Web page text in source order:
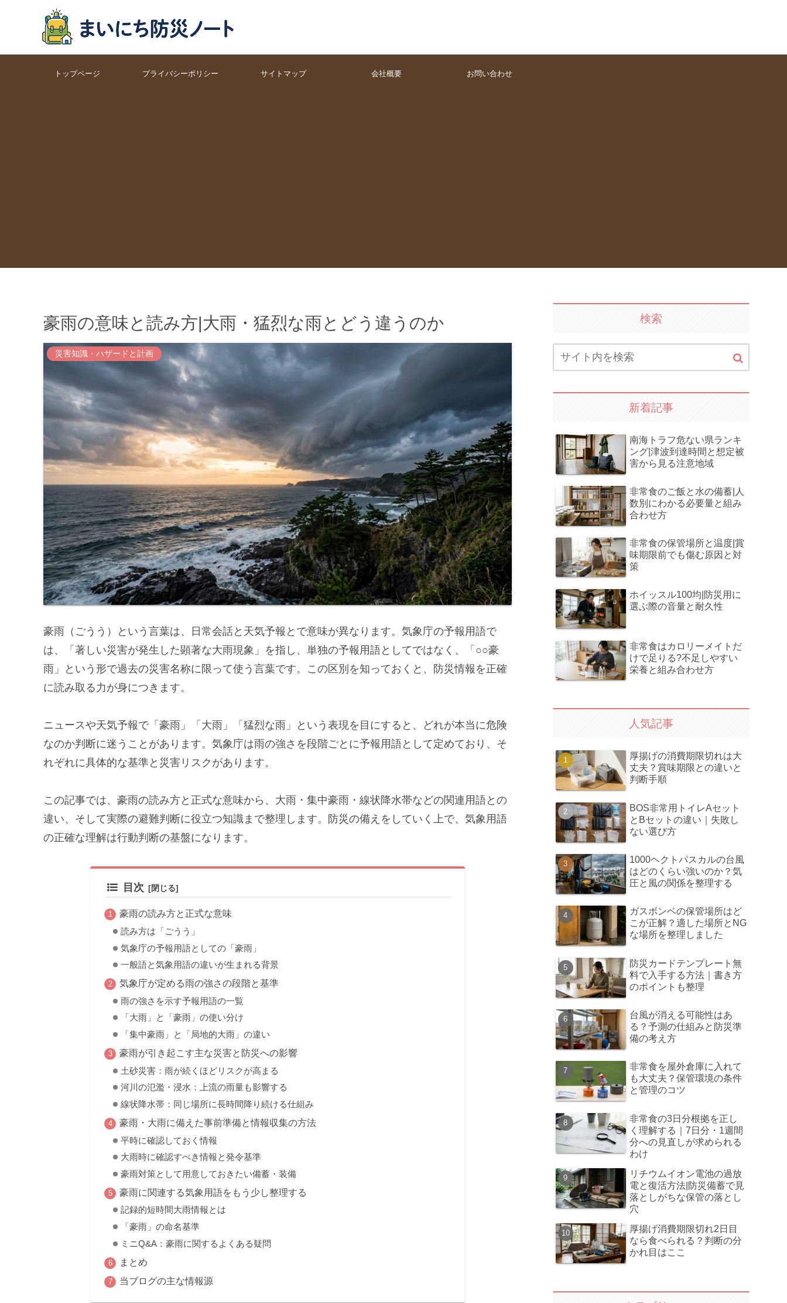
トップページ プライバシーポリシー サイトマップ 会社概要 お問い合わせ
豪雨の意味と読み方|大雨・猛烈な雨とどう違うのか
災害知識・ハザードと計画
豪雨（ごうう）という言葉は、日常会話と天気予報とで意味が異なります。気象庁の予報用語で
は、「著しい災害が発生した顕著な大雨現象」を指し、単独の予報用語としてではなく、「○○豪
雨」という形で過去の災害名称に限って使う言葉です。この区別を知っておくと、防災情報を正確
に読み取る力が身につきます。
ニュースや天気予報で「豪雨」「大雨」「猛烈な雨」という表現を目にすると、どれが本当に危険
なのか判断に迷うことがあります。気象庁は雨の強さを段階ごとに予報用語として定めており、そ
れぞれに具体的な基準と災害リスクがあります。
この記事では、豪雨の読み方と正式な意味から、大雨・集中豪雨・線状降水帯などの関連用語との
違い、そして実際の避難判断に役立つ知識まで整理します。防災の備えをしていく上で、気象用語
の正確な理解は行動判断の基盤になります。
目次
豪雨の読み方と正式な意味
読み方は「ごうう」
気象庁の予報用語としての「豪雨」
一般語と気象用語の違いが生まれる背景
気象庁が定める雨の強さの段階と基準
雨の強さを示す予報用語の一覧
「大雨」と「豪雨」の使い分け
「集中豪雨」と「局地的大雨」の違い
豪雨が引き起こす主な災害と防災への影響
土砂災害：雨が続くほどリスクが高まる
河川の氾濫・浸水：上流の雨量も影響する
線状降水帯：同じ場所に長時間降り続ける仕組み
豪雨・大雨に備えた事前準備と情報収集の方法
平時に確認しておく情報
大雨時に確認すべき情報と発令基準
豪雨対策として用意しておきたい備蓄・装備
豪雨に関連する気象用語をもう少し整理する
記録的短時間大雨情報とは
「豪雨」の命名基準
ミニQ&A：豪雨に関するよくある疑問
まとめ
当ブログの主な情報源
検索
新着記事
南海トラフ危ない県ランキ
ング|津波到達時間と想定被
害から見る注意地域
非常食のご飯と水の備蓄|人
数別にわかる必要量と組み
合わせ方
非常食の保管場所と温度|賞
味期限前でも傷む原因と対
策
ホイッスル100均|防災用に
選ぶ際の音量と耐久性
非常食はカロリーメイトだ
けで足りる?不足しやすい
栄養と組み合わせ方
人気記事
厚揚げの消費期限切れは大
丈夫？賞味期限との違いと
判断手順
BOS非常用トイレAセット
とBセットの違い｜失敗し
ない選び方
1000ヘクトパスカルの台風
はどのくらい強いのか？気
圧と風の関係を整理する
ガスボンベの保管場所はど
こが正解？適した場所とNG
な場所を整理しました
防災カードテンプレート無
料で入手する方法｜書き方
のポイントも整理
台風が消える可能性はあ
る？予測の仕組みと防災準
備の考え方
非常食を屋外倉庫に入れて
も大丈夫？保管環境の条件
と管理のコツ
非常食の3日分根拠を正し
く理解する｜7日分・1週間
分への見直しが求められる
わけ
リチウムイオン電池の過放
電と復活方法|防災備蓄で見
落としがちな保管の落とし
穴
厚揚げ消費期限切れ2日目
なら食べられる？判断の分
かれ目はここ